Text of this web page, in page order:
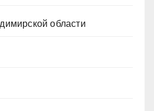
области